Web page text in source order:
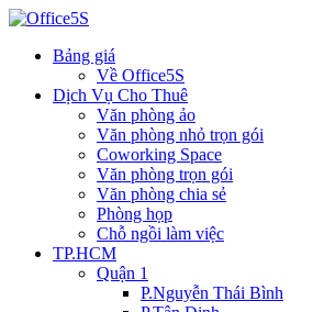
Bảng giá
Về Office5S
Dịch Vụ Cho Thuê
Văn phòng ảo
Văn phòng nhỏ trọn gói
Coworking Space
Văn phòng trọn gói
Văn phòng chia sẻ
Phòng họp
Chỗ ngồi làm việc
TP.HCM
Quận 1
P.Nguyễn Thái Bình